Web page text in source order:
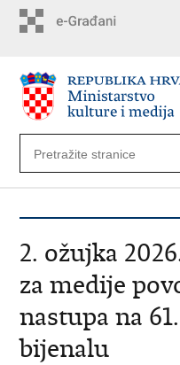
2. ožujka
za medije
nastupa na
bijenalu